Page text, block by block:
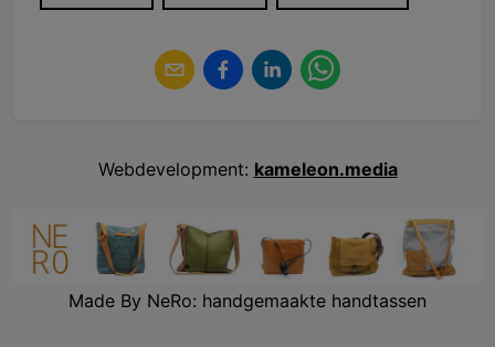
Webdevelopment: kameleon.media
Made By NeRo: handgemaakte handtassen